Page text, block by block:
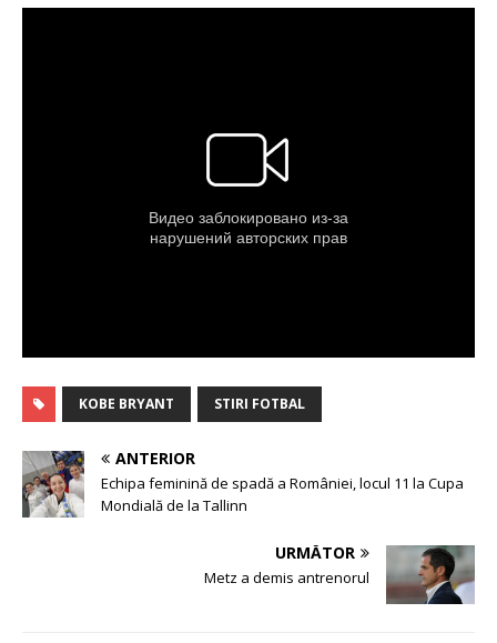
KOBE BRYANT STIRI FOTBAL
ANTERIOR
Echipa feminină de spadă a României, locul 11 la Cupa
Mondială de la Tallinn
URMĂTOR
Metz a demis antrenorul